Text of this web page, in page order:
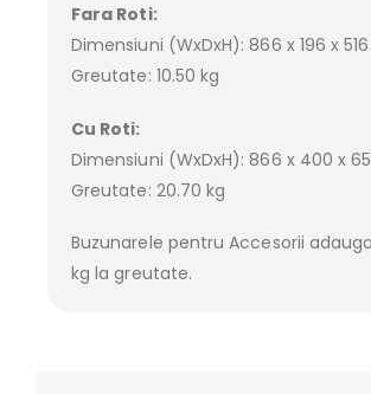
Fara Roti:
Dimensiuni (WxDxH): 866 x 196 x
Greutate: 10.50 kg
Cu Roti:
Dimensiuni (WxDxH): 866 x 400 x
Greutate: 20.70 kg
Buzunarele pentru Accesorii
kg la greutate.